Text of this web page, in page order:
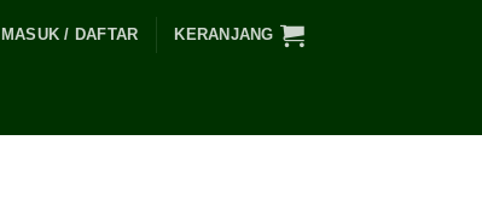
MASUK / DAFTAR KERANJANG